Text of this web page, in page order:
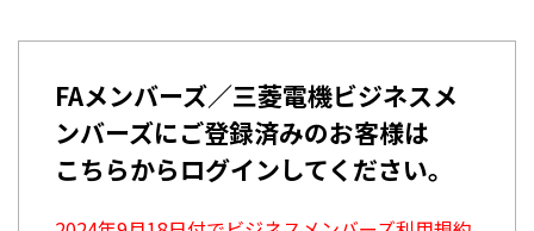
FAメンバーズ／三菱電機ビジネスメ
ンバーズにご登録済みのお客様は
こちらからログインしてください。